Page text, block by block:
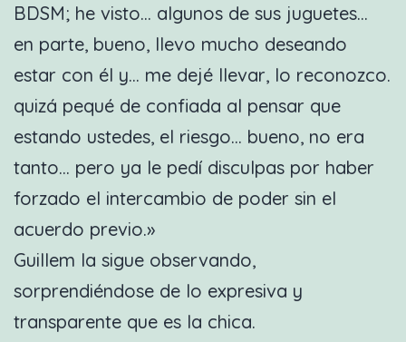
BDSM; he visto… algunos de sus juguetes…
en parte, bueno, llevo mucho deseando
estar con él y… me dejé llevar, lo reconozco.
quizá pequé de confiada al pensar que
estando ustedes, el riesgo… bueno, no era
tanto… pero ya le pedí disculpas por haber
forzado el intercambio de poder sin el
acuerdo previo.»
Guillem la sigue observando,
sorprendiéndose de lo expresiva y
transparente que es la chica.